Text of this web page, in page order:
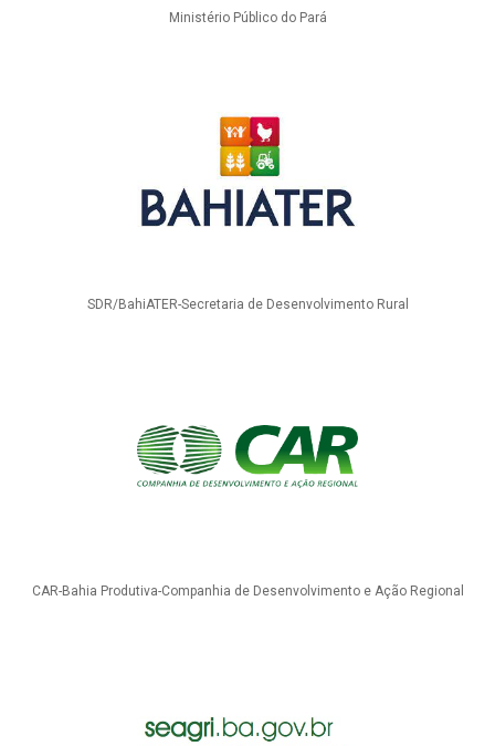
Ministério Público do Pará
SDR/BahiATER-Secretaria de Desenvolvimento Rural
CAR-Bahia Produtiva-Companhia de Desenvolvimento e Ação Regional